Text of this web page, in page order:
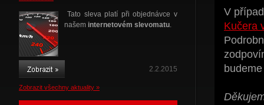
Tato sleva platí při objednávce v
našem internetovém slevomatu.
2.2.2015
Zobrazit všechny aktuality »
V
Kučera